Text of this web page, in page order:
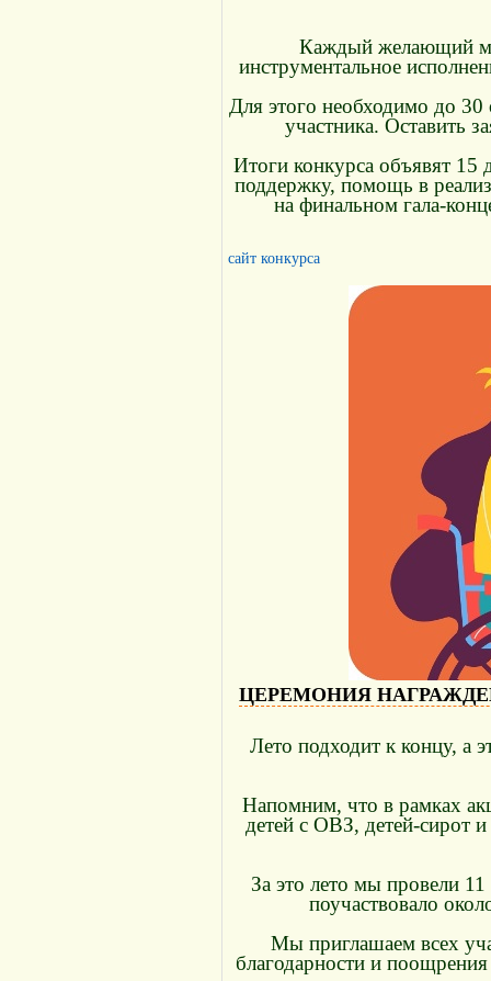
Каждый желающий
инструментальное
Для этого необходимо до 30
участника. Оставить
Итоги конкурса объявят 15
поддержку, помощь в
на финальном гала-
сайт конкурса
ЦЕРЕМОНИЯ
Лето подходит к концу, а
Напомним, что в рамках
детей с ОВЗ, детей-сирот
За это лето мы провели
поучаствовало
Мы приглашаем всех
благодарности и